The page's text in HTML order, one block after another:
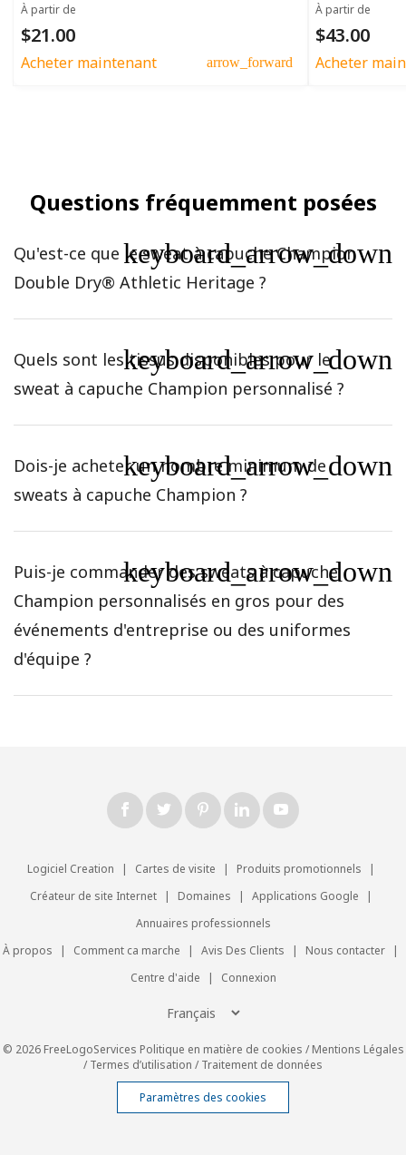
À partir de
$21.00
Acheter maintenant arrow_forward
À partir de
$43.00
Acheter
Questions fréquemment posées
Qu'est-ce que le sweat à capuche Champion
Double Dry® Athletic Heritage ?
keyboard_arrow_down
Quels sont les tissus disponibles pour le
sweat à capuche Champion personnalisé ?
keyboard_arrow_down
Dois-je acheter un nombre minimum de
sweats à capuche Champion ?
keyboard_arrow_down
Puis-je commander des sweats à capuche
Champion personnalisés en gros pour des
événements d'entreprise ou des uniformes
d'équipe ?
keyboard_arrow_down
Logiciel Creation | Cartes de visite | Produits promotionnels
|
Créateur de site Internet
| Domaines | Applications Google
|
Annuaires professionnels
À propos
| Comment ca marche | Avis Des Clients | Nous contacter
|
Centre d'aide
| Connexion
© 2026 FreeLogoServices Politique en matière de cookies /Mentions Légales
/Termes d’utilisation /Traitement de données
Paramètres des cookies